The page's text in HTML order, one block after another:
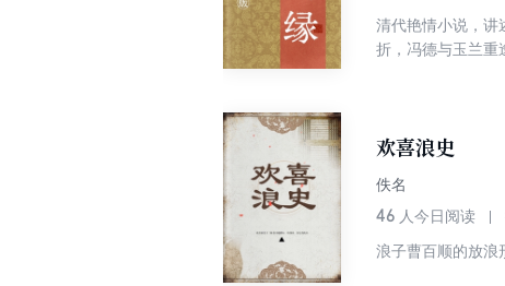
清代艳情小说，讲
折，冯德与玉兰重
欢喜浪史
佚名
46 人今日阅读
浪子曹百顺的放浪